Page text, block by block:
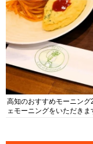
高知のおすすめモーニン
ェモーニングをいただきま